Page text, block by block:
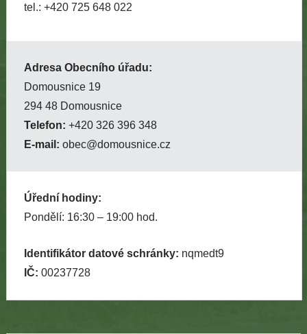
tel.: +420 725 648 022
Adresa Obecního úřadu:
Domousnice 19
294 48 Domousnice
Telefon: +420 326 396 348
E-mail: obec@domousnice.cz
Úřední hodiny:
Pondělí: 16:30 – 19:00 hod.
Identifikátor datové schránky: nqmedt9
IČ: 00237728